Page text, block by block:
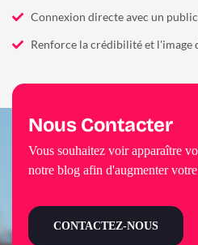
Connexion directe avec un
Renforce la crédibilité et l'image
Nous Contacter
Vous souhaitez voir apparaître
notre blog afin d'augmenter
CONTACTEZ-NOUS